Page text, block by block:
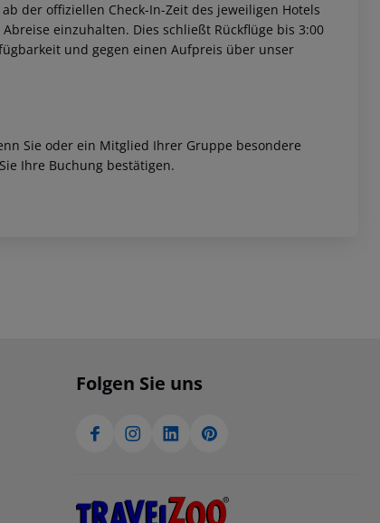
der offiziellen Check-In-Zeit des jeweiligen Hotels
einzuhalten. Dies schließt Rückflüge bis 3:00
und gegen einen Aufpreis über unser
Sie oder ein Mitglied Ihrer Gruppe besondere
Ihre Buchung bestätigen.
Folgen Sie uns